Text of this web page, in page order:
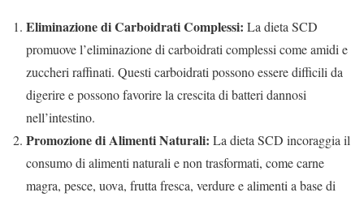
Eliminazione di Carboidrati Complessi: La dieta SCD
promuove l’eliminazione di carboidrati complessi come amidi e
zuccheri raffinati. Questi carboidrati possono essere difficili da
digerire e possono favorire la crescita di batteri dannosi
nell’intestino.
Promozione di Alimenti Naturali: La dieta SCD incoraggia il
consumo di alimenti naturali e non trasformati, come carne
magra, pesce, uova, frutta fresca, verdure e alimenti a base di